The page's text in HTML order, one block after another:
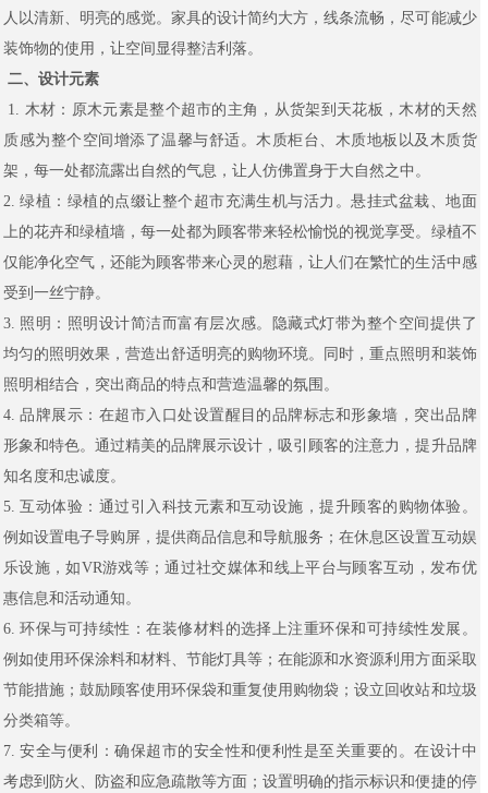
人以清新、明亮的感觉。家具的设计简约大方，线条流畅，尽可能减少
装饰物的使用，让空间显得整洁利落。
二、设计元素
1. 木材：原木元素是整个超市的主角，从货架到天花板，木材的天然
质感为整个空间增添了温馨与舒适。木质柜台、木质地板以及木质货
架，每一处都流露出自然的气息，让人仿佛置身于大自然之中。
2. 绿植：绿植的点缀让整个超市充满生机与活力。悬挂式盆栽、地面
上的花卉和绿植墙，每一处都为顾客带来轻松愉悦的视觉享受。绿植不
仅能净化空气，还能为顾客带来心灵的慰藉，让人们在繁忙的生活中感
受到一丝宁静。
3. 照明：照明设计简洁而富有层次感。隐藏式灯带为整个空间提供了
均匀的照明效果，营造出舒适明亮的购物环境。同时，重点照明和装饰
照明相结合，突出商品的特点和营造温馨的氛围。
4. 品牌展示：在超市入口处设置醒目的品牌标志和形象墙，突出品牌
形象和特色。通过精美的品牌展示设计，吸引顾客的注意力，提升品牌
知名度和忠诚度。
5. 互动体验：通过引入科技元素和互动设施，提升顾客的购物体验。
例如设置电子导购屏，提供商品信息和导航服务；在休息区设置互动娱
乐设施，如VR游戏等；通过社交媒体和线上平台与顾客互动，发布优
惠信息和活动通知。
6. 环保与可持续性：在装修材料的选择上注重环保和可持续性发展。
例如使用环保涂料和材料、节能灯具等；在能源和水资源利用方面采取
节能措施；鼓励顾客使用环保袋和重复使用购物袋；设立回收站和垃圾
分类箱等。
7. 安全与便利：确保超市的安全性和便利性是至关重要的。在设计中
考虑到防火、防盗和应急疏散等方面；设置明确的指示标识和便捷的停